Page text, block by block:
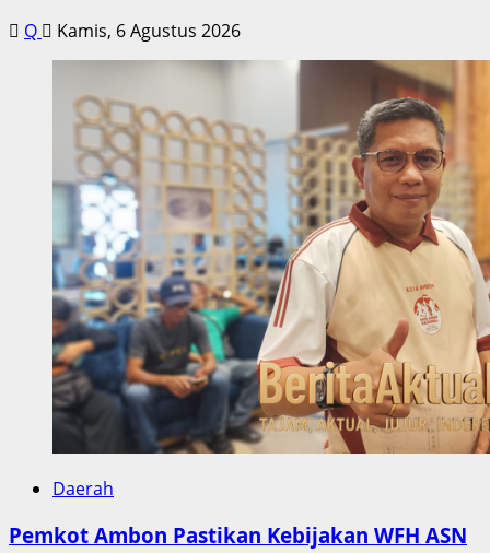
Q Kamis, 6 Agustus 2026
Daerah
Pemkot Ambon Pastikan Kebijakan WFH ASN